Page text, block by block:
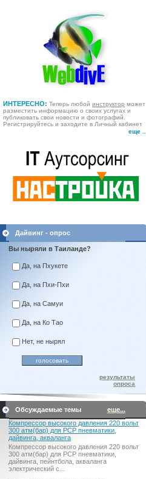
ИНТЕРЕСНО: Теперь любой инструктор может
разместить информацию о своих услугах и
публиковать свои новости и фотографий.
Регистрируйтесь и заходите в Личный кабинет
еще ...
Дайвинг - опрос
Вы ныряли в Таиланде?
Да, на Пхукете
Да, на Пхи-Пхи
Да, на Самуи
Да, на Ко Тао
Нет, не нырял
результаты
опроса
Обсуждаемые темы
еще...
Компрессор высокого давления 220 вольт
300 атм(бар) для PCP пневматики,
дайвинга, акваланга
Компрессор высокого давления 220 вольт
300 атм(бар) для PCP пневматики,
дайвинга, пейнтбола, акваланга
электрический c...